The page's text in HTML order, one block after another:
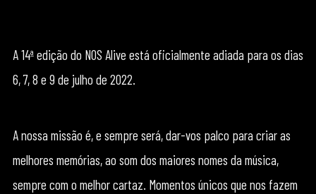
A 14ª edição do NOS Alive está oficialmente adiada para os dias
6, 7, 8 e 9 de julho de 2022.
A nossa missão é, e sempre será, dar-vos palco para criar as
melhores memórias, ao som dos maiores nomes da música,
sempre com o melhor cartaz. Momentos únicos que nos fazem